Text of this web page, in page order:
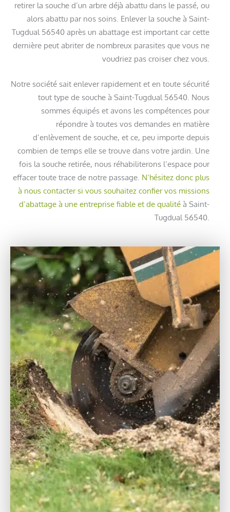
retirer la souche d’un arbre déjà abattu dans le passé, ou
alors abattu par nos soins. Enlever la souche à Saint-
Tugdual 56540 après un abattage est important car cette
dernière peut abriter de nombreux parasites que vous ne
voudriez pas croiser chez vous.
Notre société sait enlever rapidement et en toute sécurité
tout type de souche à Saint-Tugdual 56540. Nous
sommes équipés et avons les compétences pour
répondre à toutes vos demandes en matière
d’enlèvement de souche, et ce, peu importe depuis
combien de temps elle se trouve dans votre jardin. Une
fois la souche retirée, nous réhabiliterons l’espace pour
effacer toute trace de notre passage. N’hésitez donc plus
à nous contacter si vous souhaitez confier vos missions
d’abattage à une entreprise fiable et de qualité à Saint-
Tugdual 56540.